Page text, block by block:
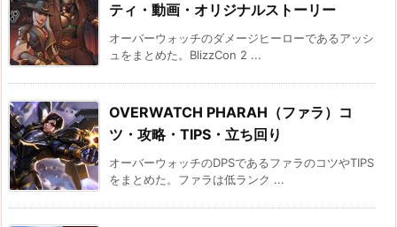
ティ・動画・オリジナルストーリー
オーバーウォッチのダメージヒーローであるアッシ
ュをまとめた。BlizzCon 2 ...
OVERWATCH PHARAH（ファラ）コ
ツ・攻略・TIPS・立ち回り
オーバーウォッチのDPSであるファラのコツやTIPS
をまとめた。ファラは低ランク ...